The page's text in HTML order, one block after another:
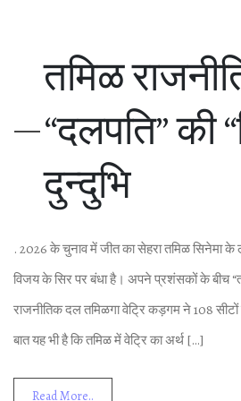
तमिळ
“दलपति” की
दुन्‍दुभि
. 2026 के चुनाव में जीत का सेहरा तमिळ सिनेमा
विजय के सिर पर बंधा है। अपने प्रशंसकों के बीच
राजनीतिक दल तमिळगा वेट्रि कड़गम ने 108
बात यह भी है कि तमिळ में वेट्रि का अर्थ […]
Read More..